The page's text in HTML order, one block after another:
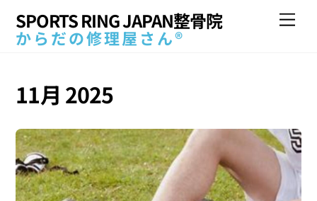
SPORTS RING JAPAN整骨院
からだの修理屋さん®
11月 2025